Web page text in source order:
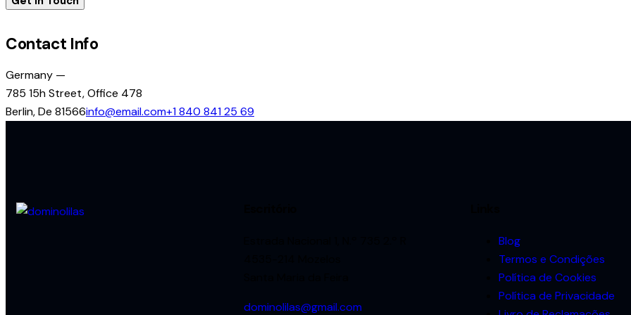
Contact Info
Germany —
785 15h Street, Office 478
Berlin, De 81566info@email.com+1 840 841 25 69
dominolilas@gmail.com
Blog
Termos e Condições
Política de Cookies
Política de Privacidade